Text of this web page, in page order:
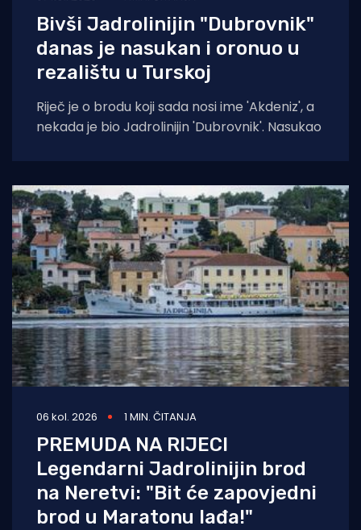
Bivši Jadrolinijin "Dubrovnik"
danas je nasukan i oronuo u
rezalištu u Turskoj
Riječ je o brodu koji sada nosi ime 'Akdeniz', a
nekada je bio Jadrolinijin 'Dubrovnik'. Nasukao
06 kol. 2026 1 MIN. ČITANJA
PREMUDA NA RIJECI
Legendarni Jadrolinijin brod
na Neretvi: "Bit će zapovjedni
brod u Maratonu lađa!"